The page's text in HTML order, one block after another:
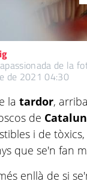
de la
de 2021 04:30
latardor,
de
i de
que se'n fan
enllà de si